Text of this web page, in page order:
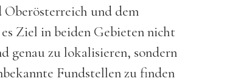
und dem
Ziel in beiden Gebieten nicht
genau zu lokalisieren, sondern
Fundstellen zu finden